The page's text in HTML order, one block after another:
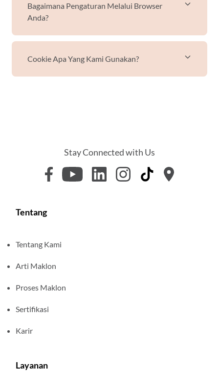
Bagaimana Pengaturan Melalui Browser
Anda?
Cookie Apa Yang Kami Gunakan?
Stay Connected with Us
Tentang
Tentang Kami
Arti Maklon
Proses Maklon
Sertifikasi
Karir
Layanan